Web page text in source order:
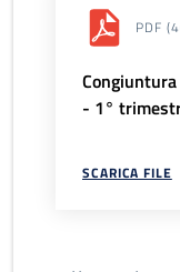
PDF
- 1°
SCARICA FILE